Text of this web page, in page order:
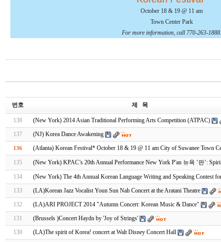
October 18 & 19 @ 11 am
Town Center Park
For more information, call 770-263-1888.
번호 제 목
138
(New York) 2014 Asian Traditional Performing Arts Competition (ATPAC)
137
(NJ) Korea Dance Awakening
136 (Atlanta) Korean Festival* October 18 & 19 @ 11 am City of Suwanee Town
135 (New York) KPAC’s 20th Annual Performance New York P'an 뉴욕 ‘판’:
134
(New York) The 4th Annual Korean Language Writing and Speaking Contest
133
(LA)Korean Jazz Vocalist Youn Sun Nah Concert at the Aratani Theatre
132
(LA)ARI PROJECT 2014 "Autumn Concert: Korean Music & Dance"
131
(Brussels )Concert Haydn by 'Joy of Strings'
130
(LA)The spirit of Korea! concert at Walt Disney Concert Hall